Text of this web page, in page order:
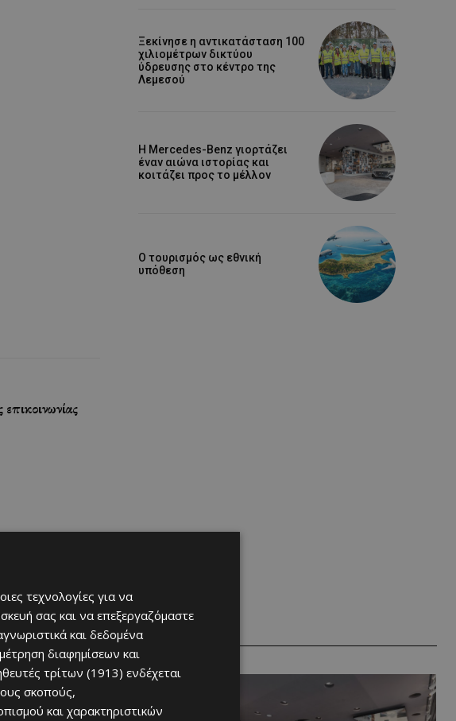
Ξεκίνησε η αντικατάσταση 100
χιλιομέτρων δικτύου
ύδρευσης στο κέντρο της
Λεμεσού
Η Mercedes-Benz γιορτάζει
έναν αιώνα ιστορίας και
κοιτάζει προς το μέλλον
Ο τουρισμός ως εθνική
υπόθεση
τεχνολογίες για να
σας και να επεξεργαζόμαστε
και δεδομένα
διαφημίσεων και
τρίτων (1913) ενδέχεται
σκοπούς,
και χαρακτηριστικών